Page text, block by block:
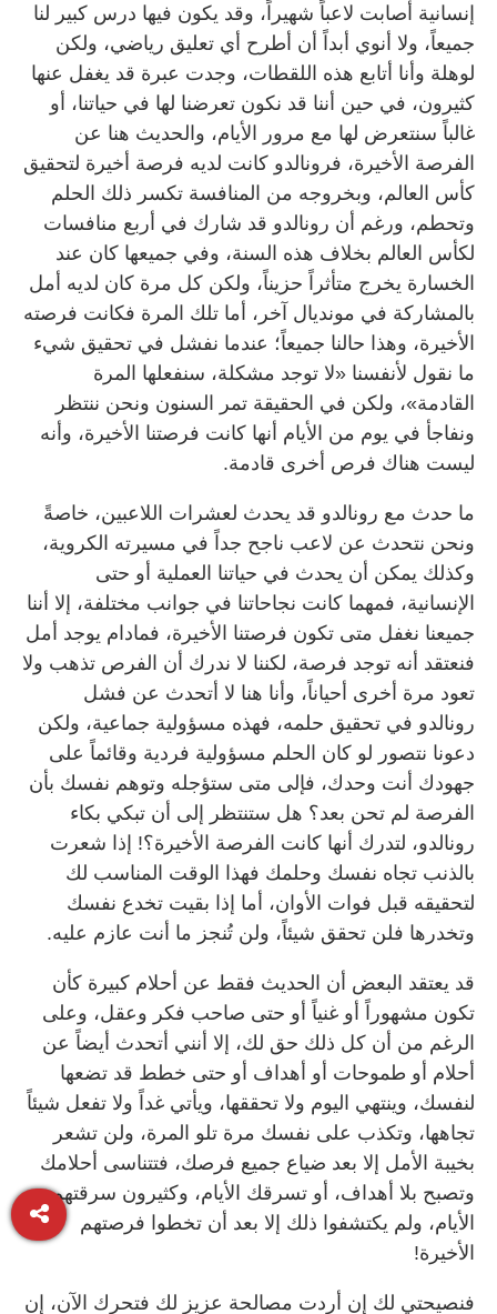
إنسانية أصابت لاعباً شهيراً، وقد يكون فيها درس كبير لنا
جميعاً، ولا أنوي أبداً أن أطرح أي تعليق رياضي، ولكن
لوهلة وأنا أتابع هذه اللقطات، وجدت عبرة قد يغفل عنها
كثيرون، في حين أننا قد نكون تعرضنا لها في حياتنا، أو
غالباً سنتعرض لها مع مرور الأيام، والحديث هنا عن
الفرصة الأخيرة، فرونالدو كانت لديه فرصة أخيرة لتحقيق
كأس العالم، وبخروجه من المنافسة تكسر ذلك الحلم
وتحطم، ورغم أن رونالدو قد شارك في أربع منافسات
لكأس العالم بخلاف هذه السنة، وفي جميعها كان عند
الخسارة يخرج متأثراً حزيناً، ولكن كل مرة كان لديه أمل
بالمشاركة في مونديال آخر، أما تلك المرة فكانت فرصته
الأخيرة، وهذا حالنا جميعاً؛ عندما نفشل في تحقيق شيء
ما نقول لأنفسنا «لا توجد مشكلة، سنفعلها المرة
القادمة»، ولكن في الحقيقة تمر السنون ونحن ننتظر
ونفاجأ في يوم من الأيام أنها كانت فرصتنا الأخيرة، وأنه
ليست هناك فرص أخرى قادمة.
ما حدث مع رونالدو قد يحدث لعشرات اللاعبين، خاصةً
ونحن نتحدث عن لاعب ناجح جداً في مسيرته الكروية،
وكذلك يمكن أن يحدث في حياتنا العملية أو حتى
الإنسانية، فمهما كانت نجاحاتنا في جوانب مختلفة، إلا أننا
جميعنا نغفل متى تكون فرصتنا الأخيرة، فمادام يوجد أمل
فنعتقد أنه توجد فرصة، لكننا لا ندرك أن الفرص تذهب ولا
تعود مرة أخرى أحياناً، وأنا هنا لا أتحدث عن فشل
رونالدو في تحقيق حلمه، فهذه مسؤولية جماعية، ولكن
دعونا نتصور لو كان الحلم مسؤولية فردية وقائماً على
جهودك أنت وحدك، فإلى متى ستؤجله وتوهم نفسك بأن
الفرصة لم تحن بعد؟ هل ستنتظر إلى أن تبكي بكاء
رونالدو، لتدرك أنها كانت الفرصة الأخيرة؟! إذا شعرت
بالذنب تجاه نفسك وحلمك فهذا الوقت المناسب لك
لتحقيقه قبل فوات الأوان، أما إذا بقيت تخدع نفسك
وتخدرها فلن تحقق شيئاً، ولن تُنجز ما أنت عازم عليه.
قد يعتقد البعض أن الحديث فقط عن أحلام كبيرة كأن
تكون مشهوراً أو غنياً أو حتى صاحب فكر وعقل، وعلى
الرغم من أن كل ذلك حق لك، إلا أنني أتحدث أيضاً عن
أحلام أو طموحات أو أهداف أو حتى خطط قد تضعها
لنفسك، وينتهي اليوم ولا تحققها، ويأتي غداً ولا تفعل شيئاً
تجاهها، وتكذب على نفسك مرة تلو المرة، ولن تشعر
بخيبة الأمل إلا بعد ضياع جميع فرصك، فتتناسى أحلامك
وتصبح بلا أهداف، أو تسرقك الأيام، وكثيرون سرقتهم
الأيام، ولم يكتشفوا ذلك إلا بعد أن تخطوا فرصتهم
الأخيرة!
فنصيحتي لك إن أردت مصالحة عزيز لك فتحرك الآن، إن